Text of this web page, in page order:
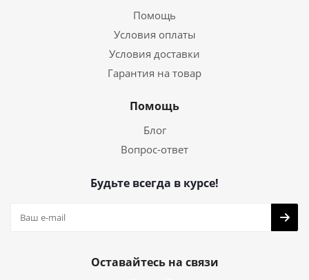
Помощь
Условия оплаты
Условия доставки
Гарантия на товар
Помощь
Блог
Вопрос-ответ
Будьте всегда в курсе!
Оставайтесь на связи